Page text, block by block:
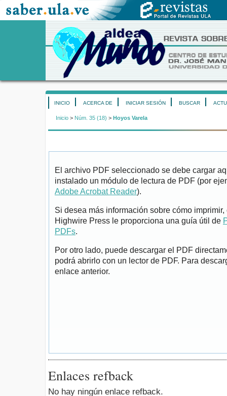
INICIO ACERCA DE INICIAR SESIÓN BUSCAR
Inicio > Núm. 35 (18) > Hoyos Varela
El archivo PDF seleccionado se debe cargar
instalado un módulo de lectura de PDF (por
Adobe Acrobat Reader).
Si desea más información sobre cómo
Highwire Press le proporciona una guía útil de
PDFs.
Por otro lado, puede descargar el PDF
podrá abrirlo con un lector de PDF. Para
enlace anterior.
Enlaces refback
No hay ningún enlace refback.